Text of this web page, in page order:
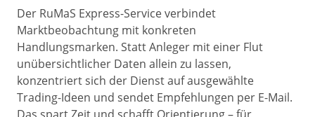
Der RuMaS Express-Service verbindet
Marktbeobachtung mit konkreten
Handlungsmarken. Statt Anleger mit einer Flut
unübersichtlicher Daten allein zu lassen,
konzentriert sich der Dienst auf ausgewählte
Trading-Ideen und sendet Empfehlungen per E-Mail.